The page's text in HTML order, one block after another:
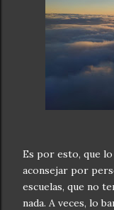
Es por esto, que
aconsejar por
escuelas, que no
nada. A veces, lo